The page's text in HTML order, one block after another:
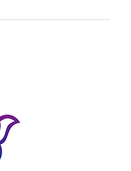
کلیه نظرات پس از بررسی و